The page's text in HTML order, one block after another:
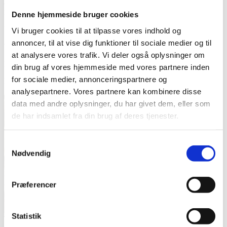
Denne hjemmeside bruger cookies
Vi bruger cookies til at tilpasse vores indhold og
annoncer, til at vise dig funktioner til sociale medier og til
at analysere vores trafik. Vi deler også oplysninger om
din brug af vores hjemmeside med vores partnere inden
for sociale medier, annonceringspartnere og
analysepartnere. Vores partnere kan kombinere disse
data med andre oplysninger, du har givet dem, eller som
de har indsamlet fra din brug af deres tjenester.
Nødvendig
Præferencer
Statistik
resonant siden
Finish: Red Stain.
Trommerne er højglanslakerede.
Model nummer: DL-CUS-20-YL
Bækkener, stativer, pedal og lilletromme er ikke inkluderet i prisen.